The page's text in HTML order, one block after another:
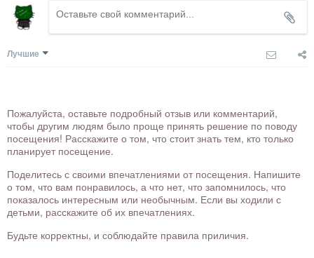
Лучшие
Пожалуйста, оставьте подробный отзыв или комментарий,
чтобы другим людям было проще принять решение по поводу
посещения! Расскажите о том, что стоит знать тем, кто только
планирует посещение.
Поделитесь с своими впечатлениями от посещения. Напишите
о том, что вам понравилось, а что нет, что запомнилось, что
показалось интересным или необычным. Если вы ходили с
детьми, расскажите об их впечатлениях.
Будьте корректны, и соблюдайте правила приличия.